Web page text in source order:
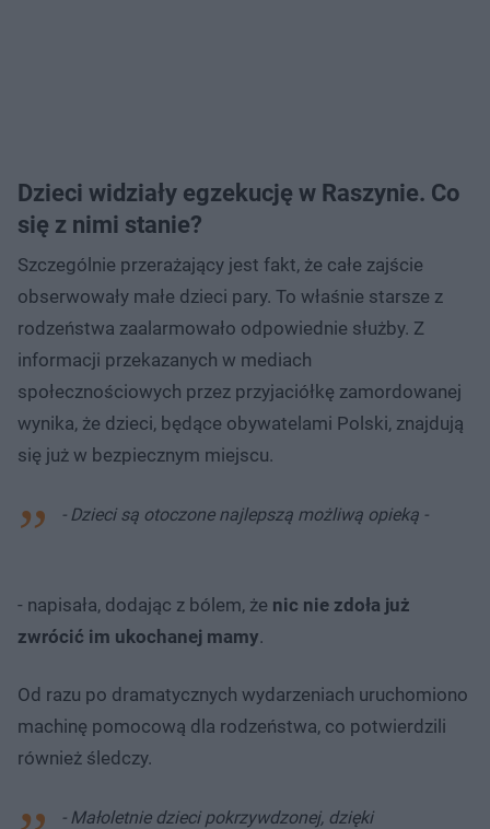
Dzieci widziały egzekucję w Raszynie. Co
się z nimi stanie?
Szczególnie przerażający jest fakt, że całe zajście
obserwowały małe dzieci pary. To właśnie starsze z
rodzeństwa zaalarmowało odpowiednie służby. Z
informacji przekazanych w mediach
społecznościowych przez przyjaciółkę zamordowanej
wynika, że dzieci, będące obywatelami Polski, znajdują
się już w bezpiecznym miejscu.
- Dzieci są otoczone najlepszą możliwą opieką -
- napisała, dodając z bólem, że nic nie zdoła już
zwrócić im ukochanej mamy.
Od razu po dramatycznych wydarzeniach uruchomiono
machinę pomocową dla rodzeństwa, co potwierdzili
również śledczy.
- Małoletnie dzieci pokrzywdzonej, dzięki